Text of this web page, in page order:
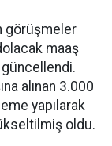
görüşmeler
maaş
alınan 3.000
yapılarak
oldu.